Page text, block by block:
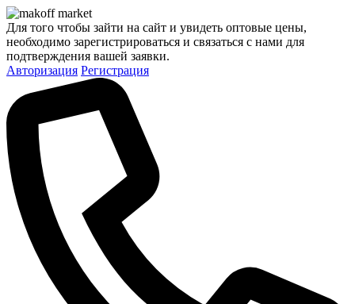
Для того чтобы зайти на сайт и увидеть оптовые цены,
необходимо зарегистрироваться и связаться с нами для
подтверждения вашей заявки.
Авторизация Регистрация